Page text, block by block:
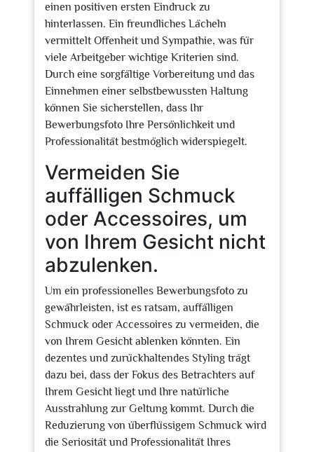
einen positiven ersten Eindruck zu
hinterlassen. Ein freundliches Lächeln
vermittelt Offenheit und Sympathie, was für
viele Arbeitgeber wichtige Kriterien sind.
Durch eine sorgfältige Vorbereitung und das
Einnehmen einer selbstbewussten Haltung
können Sie sicherstellen, dass Ihr
Bewerbungsfoto Ihre Persönlichkeit und
Professionalität bestmöglich widerspiegelt.
Vermeiden Sie
auffälligen Schmuck
oder Accessoires, um
von Ihrem Gesicht nicht
abzulenken.
Um ein professionelles Bewerbungsfoto zu
gewährleisten, ist es ratsam, auffälligen
Schmuck oder Accessoires zu vermeiden, die
von Ihrem Gesicht ablenken könnten. Ein
dezentes und zurückhaltendes Styling trägt
dazu bei, dass der Fokus des Betrachters auf
Ihrem Gesicht liegt und Ihre natürliche
Ausstrahlung zur Geltung kommt. Durch die
Reduzierung von überflüssigem Schmuck wird
die Seriosität und Professionalität Ihres